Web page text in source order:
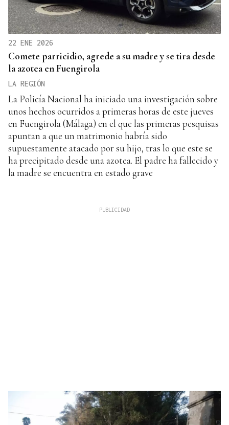
22 ENE 2026
Comete parricidio, agrede a su madre y se tira desde
la azotea en Fuengirola
LA REGIÓN
La Policía Nacional ha iniciado una investigación sobre
unos hechos ocurridos a primeras horas de este jueves
en Fuengirola (Málaga) en el que las primeras pesquisas
apuntan a que un matrimonio habría sido
supuestamente atacado por su hijo, tras lo que este se
ha precipitado desde una azotea. El padre ha fallecido y
la madre se encuentra en estado grave